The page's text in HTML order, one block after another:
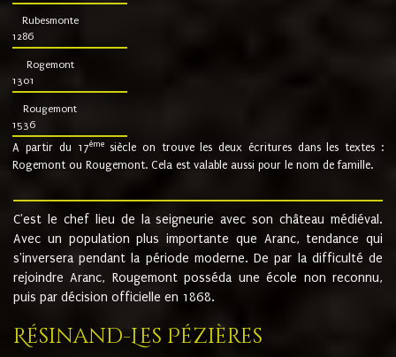
Rubesmonte
1286
Rogemont
1301
Rougemont
1536
A partir du 17ème siècle on trouve les deux écritures dans les textes :
Rogemont ou Rougemont. Cela est valable aussi pour le nom de famille.
C'est le chef lieu de la seigneurie avec son château médiéval.
Avec un population plus importante que Aranc, tendance qui
s'inversera pendant la période moderne. De par la difficulté de
rejoindre Aranc, Rougemont posséda une école non reconnu,
puis par décision officielle en 1868.
Résinand-Les Pézières